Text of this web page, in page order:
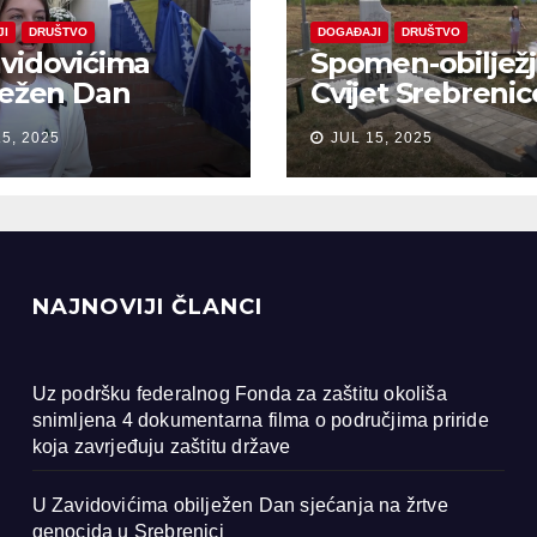
DRUŠTVO
Dan
na žrtve
u
2025
DOGAĐAJI DRUŠTVO
Spomen-
Cvijet
Bobarama
JUL 15, 2025
NAJNOVIJI ČLANCI
Uz podršku federalnog Fonda za zaštitu okoliša
snimljena 4 dokumentarna filma o područjima priride
koja zavrjeđuju zaštitu države
U Zavidovićima obilježen Dan sjećanja na žrtve
genocida u Srebrenici